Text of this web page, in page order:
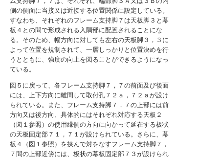
側の側面に当接又は近接する位置関係に設定している。
すなわち、それぞれのフレーム支持脚７は天板脚３と幕
板４との間で形成される入隅部に配置されることにな
る。そのため、幅方向に対しても左右の天板脚３，３に
よって位置を規制されて、一層しっかりと位置決めを行
うとともに、強度の向上を図ることができるようになっ
ている。
図５に戻って、各フレーム支持脚７，７の前面及び後面
には、上下方向に離間して取付孔７２ａ，７２ａが設け
られている。また、フレーム支持脚７，７の上部には前
方向又は後方向、具体的にはそれぞれ対応する天板２
（図１参照）の使用縁側の方向に向かって延在する板状
の天板固定部７１，７１が設けられている。さらに、幕
板４（図１参照）を挟んで対をなすフレーム支持脚７，
７間の上部近傍には、板状の幕板固定部７３が設けられ